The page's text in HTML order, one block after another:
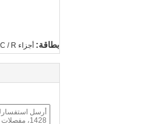
بطاقة: أجزاء HVAC / R